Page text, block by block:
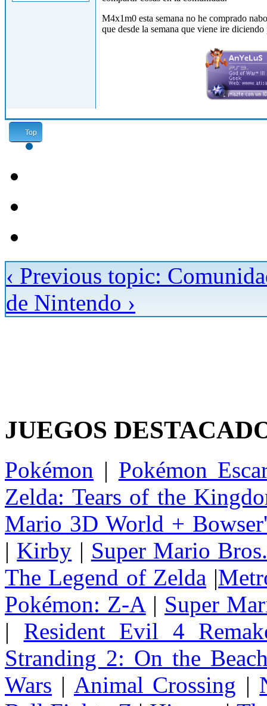
M4x1m0 esta semana no he comprado
que desde la semana que viene ire
Top
‹ Previous topic:
de Nintendo ›
JUEGOS
Pokémon | Pokémon
Zelda: Tears of the
Mario 3D World +
| Kirby | Super Mario
The Legend of Zelda |
Pokémon: Z-A | Super
| Resident Evil 4
Stranding 2: On the
Wars | Animal Crossing |